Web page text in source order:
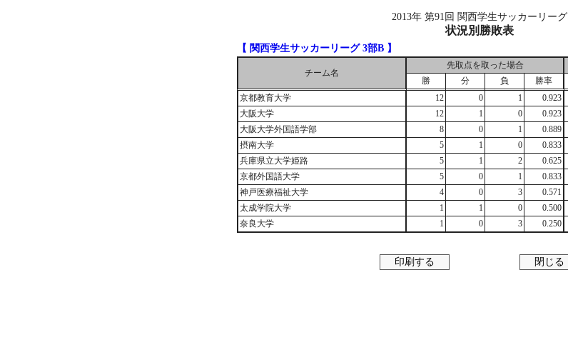
2013年 第91回 関西学生サッカーリーグ
状況別勝敗表
【 関西学生サッカーリーグ 3部B 】
チーム名
先取点を取った場合
勝
分 負 勝率
京都教育大学
12 0 1 0.923
大阪大学
12 1 0 0.923
大阪大学外国語学部
8 0 1 0.889
摂南大学
5 1 0 0.833
兵庫県立大学姫路
5 1 2 0.625
京都外国語大学
5 0 1 0.833
神戸医療福祉大学
4 0 3 0.571
太成学院大学
1 1 0 0.500
奈良大学
1 0 3 0.250